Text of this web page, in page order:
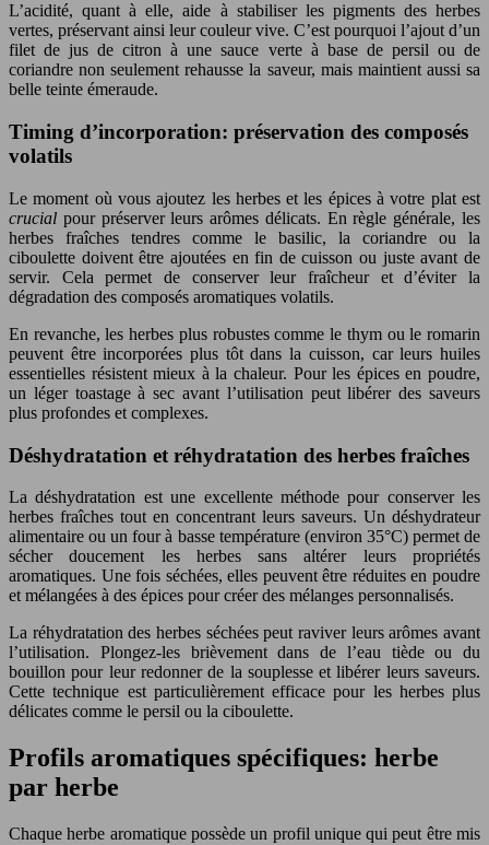
L’acidité, quant à elle, aide à stabiliser les pigments des herbes
vertes, préservant ainsi leur couleur vive. C’est pourquoi l’ajout d’un
filet de jus de citron à une sauce verte à base de persil ou de
coriandre non seulement rehausse la saveur, mais maintient aussi sa
belle teinte émeraude.
Timing d’incorporation: préservation des composés
volatils
Le moment où vous ajoutez les herbes et les épices à votre plat est
crucial pour préserver leurs arômes délicats. En règle générale, les
herbes fraîches tendres comme le basilic, la coriandre ou la
ciboulette doivent être ajoutées en fin de cuisson ou juste avant de
servir. Cela permet de conserver leur fraîcheur et d’éviter la
dégradation des composés aromatiques volatils.
En revanche, les herbes plus robustes comme le thym ou le romarin
peuvent être incorporées plus tôt dans la cuisson, car leurs huiles
essentielles résistent mieux à la chaleur. Pour les épices en poudre,
un léger toastage à sec avant l’utilisation peut libérer des saveurs
plus profondes et complexes.
Déshydratation et réhydratation des herbes fraîches
La déshydratation est une excellente méthode pour conserver les
herbes fraîches tout en concentrant leurs saveurs. Un déshydrateur
alimentaire ou un four à basse température (environ 35°C) permet de
sécher doucement les herbes sans altérer leurs propriétés
aromatiques. Une fois séchées, elles peuvent être réduites en poudre
et mélangées à des épices pour créer des mélanges personnalisés.
La réhydratation des herbes séchées peut raviver leurs arômes avant
l’utilisation. Plongez-les brièvement dans de l’eau tiède ou du
bouillon pour leur redonner de la souplesse et libérer leurs saveurs.
Cette technique est particulièrement efficace pour les herbes plus
délicates comme le persil ou la ciboulette.
Profils aromatiques spécifiques: herbe
par herbe
Chaque herbe aromatique possède un profil unique qui peut être mis